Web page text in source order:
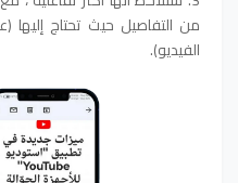
من التفاصيل حيث تحتاج
الفيديو).